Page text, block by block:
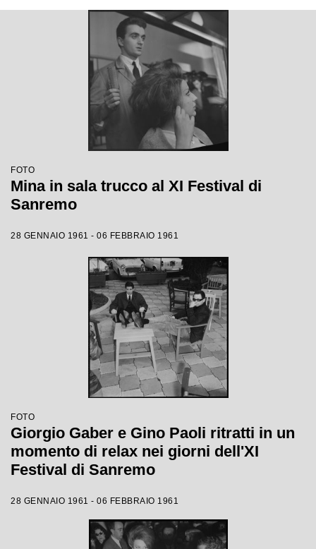
FOTO
Mina in sala trucco al XI Festival di
Sanremo
28 GENNAIO 1961 - 06 FEBBRAIO 1961
FOTO
Giorgio Gaber e Gino Paoli ritratti in un
momento di relax nei giorni dell'XI
Festival di Sanremo
28 GENNAIO 1961 - 06 FEBBRAIO 1961